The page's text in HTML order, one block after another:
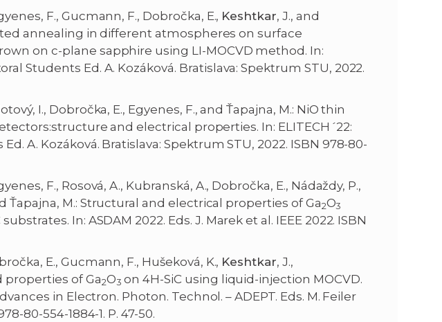
F., Gucmann, F., Dobročka, E., Keshtkar, J., and
annealing in different atmospheres on surface
on c-plane sapphire using LI-MOCVD method. In:
Students Ed. A. Kozáková. Bratislava: Spektrum STU, 2022.
I., Dobročka, E., Egyenes, F., and Ťapajna, M.: NiO thin
and electrical properties. In: ELITECH´22:
A. Kozáková. Bratislava: Spektrum STU, 2022. ISBN 978-80-
F., Rosová, A., Kubranská, A., Dobročka, E., Nádaždy, P.,
Ťapajna, M.: Structural and electrical properties of Ga2O3
In: ASDAM 2022. Eds. J. Marek et al. IEEE 2022. ISBN
E., Gucmann, F., Hušeková, K., Keshtkar, J.,
properties of Ga2O3 on 4H-SiC using liquid-injection MOCVD.
in Electron. Photon. Technol. – ADEPT. Eds. M. Feiler
80-554-1884-1. P. 47-50.